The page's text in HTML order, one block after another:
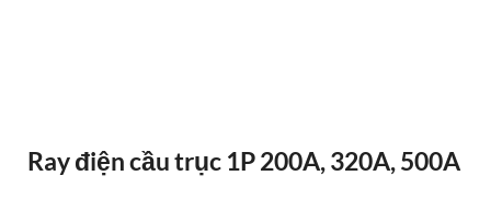
Ray điện cầu trục 1P 200A, 320A, 500A